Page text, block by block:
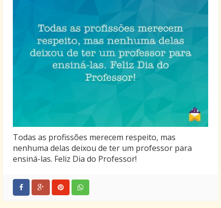
Todas as profissões merecem respeito, mas
nenhuma delas deixou de ter um professor para
ensiná-las. Feliz Dia do Professor!